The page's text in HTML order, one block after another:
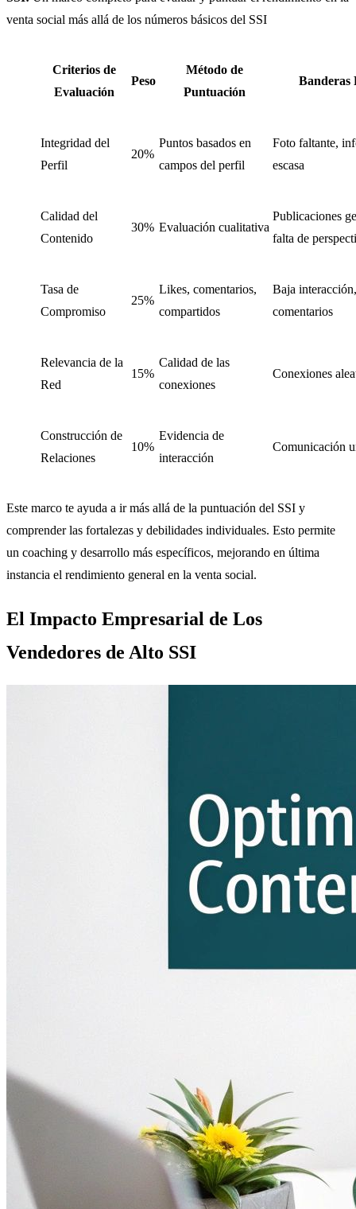
venta social más allá de los números básicos del SSI
Criterios de
Evaluación
Peso
Método de
Puntuación
Banderas
Integridad del
Perfil
20%
Puntos basados en
campos del perfil
Foto faltante,
escasa
Calidad del
Contenido
30% Evaluación cualitativa
Publicaciones
falta de
Tasa de
Compromiso
25%
Likes, comentarios,
compartidos
Baja
comentarios
Relevancia de la
Red
15%
Calidad de las
conexiones
Conexiones
Construcción de
Relaciones
10%
Evidencia de
interacción
Comunicación
Este marco te ayuda a ir más allá de la puntuación del SSI y
comprender las fortalezas y debilidades individuales. Esto permite
un coaching y desarrollo más específicos, mejorando en última
instancia el rendimiento general en la venta social.
El Impacto Empresarial de Los
Vendedores de Alto SSI